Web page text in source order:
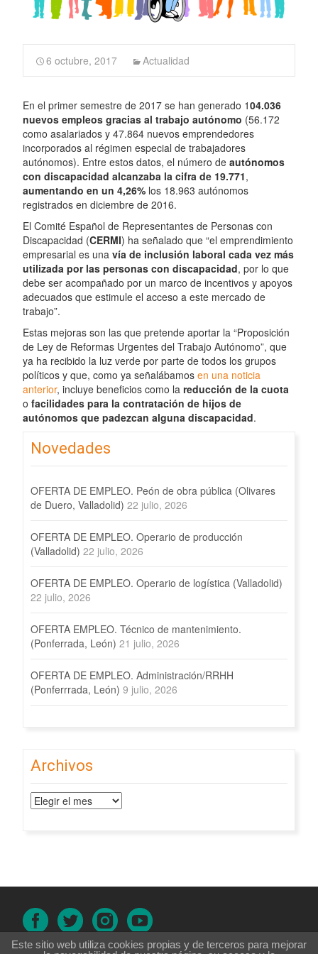
6 octubre, 2017 Actualidad
En el primer semestre de 2017 se han generado 104.036
nuevos empleos gracias al trabajo autónomo (56.172
como asalariados y 47.864 nuevos emprendedores
incorporados al régimen especial de trabajadores
autónomos). Entre estos datos, el número de autónomos
con discapacidad alcanzaba la cifra de 19.771,
aumentando en un 4,26% los 18.963 autónomos
registrados en diciembre de 2016.
El Comité Español de Representantes de Personas con
Discapacidad (CERMI) ha señalado que “el emprendimiento
empresarial es una vía de inclusión laboral cada vez más
utilizada por las personas con discapacidad, por lo que
debe ser acompañado por un marco de incentivos y apoyos
adecuados que estimule el acceso a este mercado de
trabajo”.
Estas mejoras son las que pretende aportar la “Proposición
de Ley de Reformas Urgentes del Trabajo Autónomo”, que
ya ha recibido la luz verde por parte de todos los grupos
políticos y que, como ya señalábamos en una noticia
anterior, incluye beneficios como la reducción de la cuota
o facilidades para la contratación de hijos de
autónomos que padezcan alguna discapacidad.
Novedades
OFERTA DE EMPLEO. Peón de obra pública (Olivares
de Duero, Valladolid) 22 julio, 2026
OFERTA DE EMPLEO. Operario de producción
(Valladolid) 22 julio, 2026
OFERTA DE EMPLEO. Operario de logística (Valladolid)
22 julio, 2026
OFERTA EMPLEO. Técnico de mantenimiento.
(Ponferrada, León) 21 julio, 2026
OFERTA DE EMPLEO. Administración/RRHH
(Ponferrrada, León) 9 julio, 2026
Archivos
Archivos
Aviso legal|Política de cookies |Política de privacidad|Accesibilidad
Este sitio web utiliza cookies propias y de terceros para mejorar